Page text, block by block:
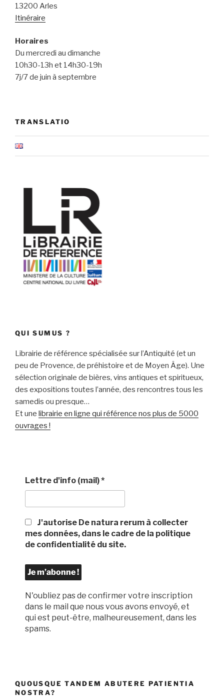
13200 Arles
Itinéraire
Horaires
Du mercredi au dimanche
10h30-13h et 14h30-19h
7j/7 de juin à septembre
TRANSLATIO
QUI SUMUS ?
Librairie de référence spécialisée sur l’Antiquité (et un
peu de Provence, de préhistoire et de Moyen Âge). Une
sélection originale de bières, vins antiques et spiritueux,
des expositions toutes l’année, des rencontres tous les
samedis ou presque…
Et une librairie en ligne qui référence nos plus de 5000
ouvrages !
Lettre d'info (mail)*
J'autorise De natura rerum à collecter
mes données, dans le cadre de la politique
de confidentialité du site.
N'oubliez pas de confirmer votre inscription
dans le mail que nous vous avons envoyé, et
qui est peut-être, malheureusement, dans les
spams.
QUOUSQUE TANDEM ABUTERE PATIENTIA
NOSTRA?